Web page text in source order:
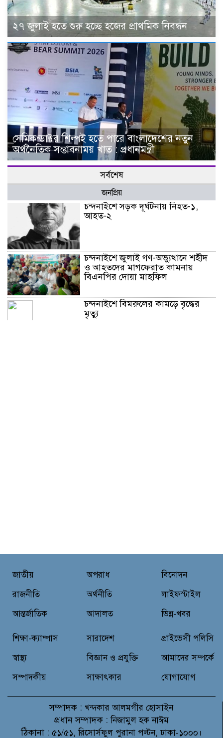
২৭ জুলাই হতে শুরু হচ্ছে হজের প্রাথমিক নিবন্ধন
সেমিকন্ডাক্টর শিল্পই হতে পারে বাংলাদেশের নতুন
অর্থনৈতিক সম্ভাবনাময় খাত : প্রধানমন্ত্রী
সর্বশেষ
জনপ্রিয়
চন্দনাইশে সড়ক দূর্ঘটনায় নিহত-১,
আহত-২
চন্দনাইশে জুলাই গণ-অভ্যুত্থানে শহীদ
ও আহতদের মাগফেরাত কামনায়
বিএনপির দোয়া মাহফিল
চন্দনাইশে বিমরুলের কামড়ে বৃদ্ধের
মৃত্যু
জাতীয়
রাজনীতি
আন্তর্জাতিক
অপরাধ
অর্থনীতি
আদালত
বিনোদন
লাইফস্টাইল
ভিন্ন-খবর
শিক্ষা-ক্যাম্পাস
স্বাস্থ্য
সম্পাদকীয়
সারাদেশ
বিজ্ঞান ও প্রযুক্তি
সাক্ষাৎকার
প্রাইভেসী পলিসি
আমাদের সম্পর্কে
যোগাযোগ
সম্পাদক : খন্দকার আলমগীর হোসাইন
প্রধান সম্পাদক : নিজামুল হক নাঈম
ঠিকানা : ৫১/৫১, রিসোর্সফুল পুরানা পল্টন, ঢাকা-১০০০।